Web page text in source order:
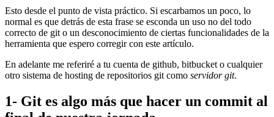
Esto desde el punto de vista práctico. Si escarbamos un poco, lo
normal es que detrás de esta frase se esconda un uso no del todo
correcto de git o un desconocimiento de ciertas funcionalidades de la
herramienta que espero corregir con este artículo.
En adelante me referiré a tu cuenta de github, bitbucket o cualquier
otro sistema de hosting de repositorios git como servidor git.
1- Git es algo más que hacer un commit al